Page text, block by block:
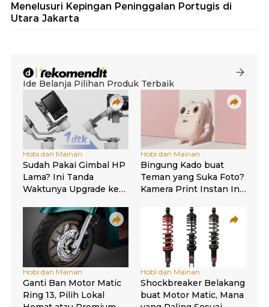
Menelusuri Kepingan Peninggalan Portugis di
Utara Jakarta